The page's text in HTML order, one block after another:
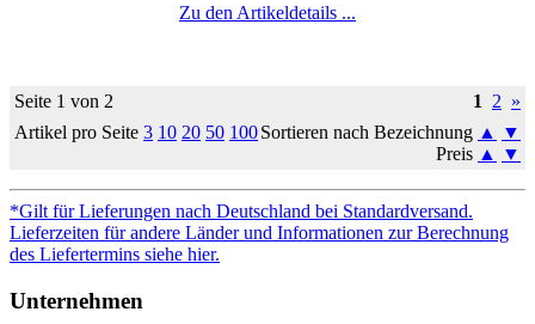
Zu den Artikeldetails ...
Seite 1 von 2 1 2 »
Artikel pro Seite 3 10 20 50 100Sortieren nach Bezeichnung ▲
▼
Preis ▲ ▼
*Gilt für Lieferungen nach Deutschland bei Standardversand.
Lieferzeiten für andere Länder und Informationen zur Berechnung
des Liefertermins siehe hier.
Unternehmen